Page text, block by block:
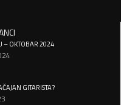
– OKTOBAR 2024
GITARISTA?